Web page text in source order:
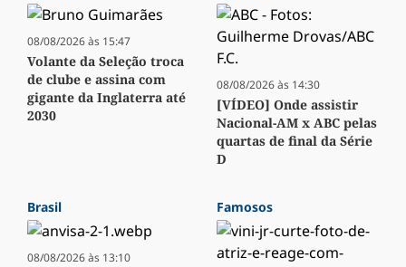
08/08/2026 às 15:47
Volante da Seleção troca
de clube e assina com
gigante da Inglaterra até
2030
08/08/2026 às 14:30
[VÍDEO] Onde assistir
Nacional-AM x ABC pelas
quartas de final da Série
D
Brasil
08/08/2026 às 13:10
Famosos